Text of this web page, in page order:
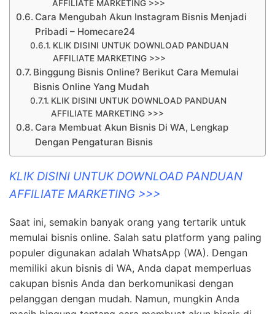
AFFILIATE MARKETING >>>
Cara Mengubah Akun Instagram Bisnis Menjadi
Pribadi – Homecare24
KLIK DISINI UNTUK DOWNLOAD PANDUAN
AFFILIATE MARKETING >>>
Binggung Bisnis Online? Berikut Cara Memulai
Bisnis Online Yang Mudah
KLIK DISINI UNTUK DOWNLOAD PANDUAN
AFFILIATE MARKETING >>>
Cara Membuat Akun Bisnis Di WA, Lengkap
Dengan Pengaturan Bisnis
KLIK DISINI UNTUK DOWNLOAD PANDUAN
AFFILIATE MARKETING >>>
Saat ini, semakin banyak orang yang tertarik untuk
memulai bisnis online. Salah satu platform yang paling
populer digunakan adalah WhatsApp (WA). Dengan
memiliki akun bisnis di WA, Anda dapat memperluas
cakupan bisnis Anda dan berkomunikasi dengan
pelanggan dengan mudah. Namun, mungkin Anda